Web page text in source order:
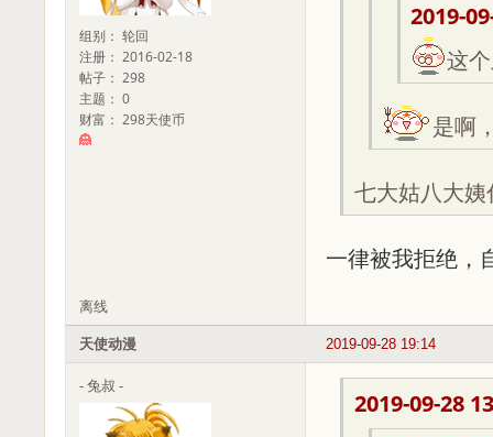
组别： 轮回
注册： 2016-02-18
帖子： 298
主题： 0
财富： 298天使币
2019-
这
是啊
七大姑八大
一律被我拒绝，
离线
2019-09-28 19:14
天使动漫
- 兔叔 -
2019-09-28